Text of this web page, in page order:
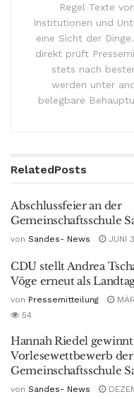
Regel Texte
Institutionen und
eine Sicht der
direkt prüft
stets nach
werden unter
belegbare
RelatedPosts
Abschlussfeier an der
Gemeinschaftsschule
von Sandes- News JUNI
CDU stellt Andrea
Vöge erneut als
von Pressemitteilung
54
Hannah Riedel
Vorlesewettbewerb der
Gemeinschaftsschule
von Sandes- News